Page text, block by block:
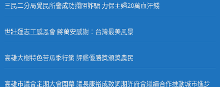
三民二分局覺民所警成功攔阻詐騙 力保主婦20萬血汗錢
世壯運志工感恩會 蔣萬安感謝：台灣最美風景
高雄大樹特色苦瓜季行銷 評鑑優勝獎頒獎農民
高雄市議會定期大會開幕 議長康裕成致詞期許府會繼續合作推動城市進步